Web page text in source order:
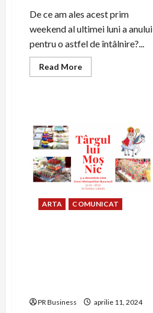
De ce am ales acest prim
weekend al ultimei luni a anului
pentru o astfel de întâlnire?...
Read MoreRead
more
a
Persoanelor
cu
Dizabilitați,
3
decembrie,
prin
zambet,
dans,
muzica
ARTA COMUNICAT
PR Business aprilie 11, 2024